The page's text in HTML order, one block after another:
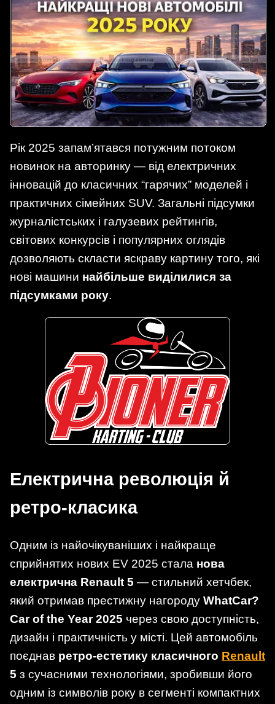
Рік 2025 запам’ятався потужним потоком
новинок на авто­ринку — від електричних
інновацій до класичних “гарячих” моделей і
практичних сімейних SUV. Загальні підсумки
журналістських і галузевих рейтингів,
світових конкурсів і популярних оглядів
дозволяють скласти яскраву картину того, які
нові машини найбільше виділилися за
підсумками року.
Електрична революція й
ретро-класика
Одним із найочікуваніших і найкраще
сприйнятих нових EV 2025 стала нова
електрична Renault 5 — стильний хетчбек,
який отримав престижну нагороду WhatCar?
Car of the Year 2025 через свою доступність,
дизайн і практичність у місті. Цей автомобіль
поєднав ретро-естетику класичного Renault
5 з сучасними технологіями, зробивши його
одним із символів року в сегменті компактних